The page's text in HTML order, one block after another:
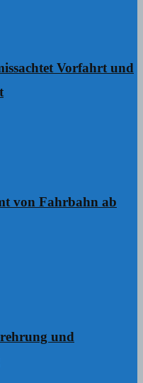
Vorfahrt und
von Fahrbahn ab
und